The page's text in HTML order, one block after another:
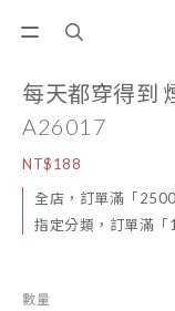
每天都穿得到
A26017
NT$188
全店，訂單滿「
指定分類，訂單滿
數量